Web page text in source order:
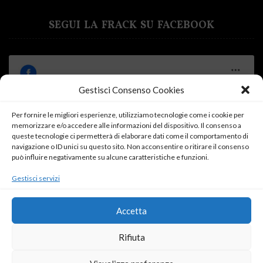
Gestisci Consenso Cookies
Per fornire le migliori esperienze, utilizziamo tecnologie come i cookie per
memorizzare e/o accedere alle informazioni del dispositivo. Il consenso a
queste tecnologie ci permetterà di elaborare dati come il comportamento di
navigazione o ID unici su questo sito. Non acconsentire o ritirare il consenso
può influire negativamente su alcune caratteristiche e funzioni.
Gestisci servizi
Accetta
Rifiuta
SEGUI LA FRACK SU FACEBOOK
Fai clic su "Accetto" per abilitare Facebook
Cookie Policy
Accetto